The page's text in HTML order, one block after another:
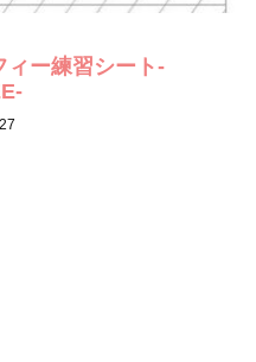
ィー練習シート-